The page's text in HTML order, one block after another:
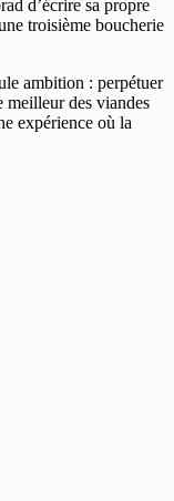
d’écrire sa propre
troisième boucherie
ambition : perpétuer
des viandes
expérience où la